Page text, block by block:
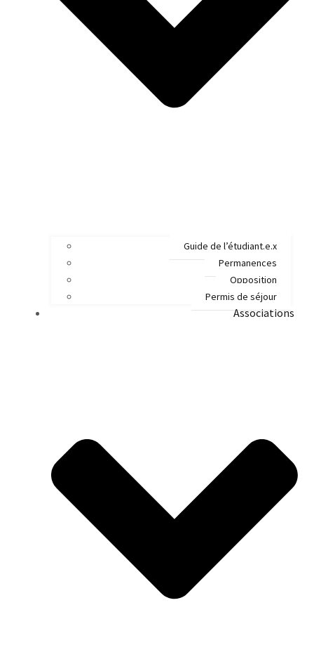
Guide de l’étudiant.e.x
Permanences
Opposition
Permis de séjour
Associations